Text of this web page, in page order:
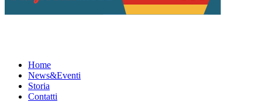
Home
News&Eventi
Storia
Contatti